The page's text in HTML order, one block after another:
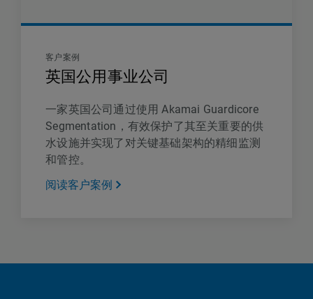
客户案例
英国公用事业公司
一家英国公司通过使用 Akamai Guardicore
Segmentation，有效保护了其至关重要的供
水设施并实现了对关键基础架构的精细监测
和管控。
阅读客户案例